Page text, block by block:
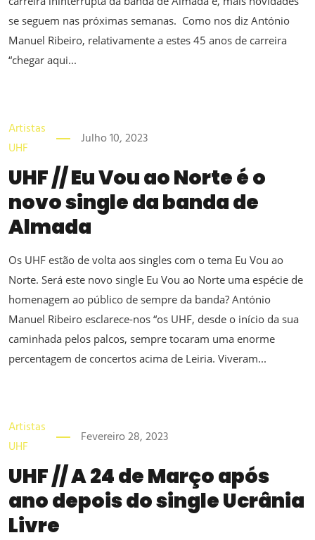
se seguem nas próximas semanas. Como nos diz António
Manuel Ribeiro, relativamente a estes 45 anos de carreira
“chegar aqui...
Artistas
UHF
Julho 10, 2023
UHF // Eu Vou ao Norte é o
novo single da banda de
Almada
Os UHF estão de volta aos singles com o tema Eu Vou ao
Norte. Será este novo single Eu Vou ao Norte uma espécie de
homenagem ao público de sempre da banda? António
Manuel Ribeiro esclarece-nos “os UHF, desde o início da sua
caminhada pelos palcos, sempre tocaram uma enorme
percentagem de concertos acima de Leiria. Viveram...
Artistas
UHF
Fevereiro 28, 2023
UHF // A 24 de Março após
ano depois do single Ucrânia
Livre